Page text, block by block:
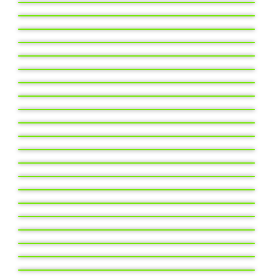
פרויקט לאה אמסטר פתח תקוה
ניהול בניה ופיקוח הרצליה פיתוח
ניהול בניה ופיקוח בכפר טרומן
הלפרין מגדלי הדולפינים
פנטאהוז בכפר סבא
עיר ימים
וילה השיקמה בסביון
פרוייקט בנייה בני עטרות
ניהול בניה ופיקוח צור נתן
כרמלית בתל אביב
ניהול בניה ופיקוח אבן יהודה
ניהול בניה ופיקוח אלפי מנשה
ניהול בניה ופיקוח בית פרטי
ניהול בניה ופיקוח גבעת טל
ניהול בניה ופיקוח נווה עמל
ניהול בניה ופיקוח פתח תקווה
ניהול בניה ופיקוח רינתיה
ניהול בניה ופיקוח שוהם
פרוייקט בנייה אבן יהודה
פרוייקט בנייה ראשון לציון